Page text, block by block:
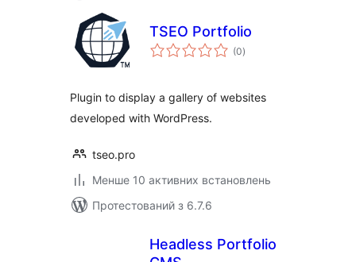
TSEO Portfolio
(0загальний
рейтинг
)
Plugin to display a gallery of websites
developed with WordPress.
tseo.pro
Менше 10 активних встановлень
Протестований з 6.7.6
Headless Portfolio